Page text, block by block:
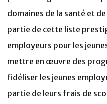
domaines de la santé et
partie de cette liste
employeurs pour les
mettre en œuvre des
fidéliser les jeunes
partie de leurs frais de